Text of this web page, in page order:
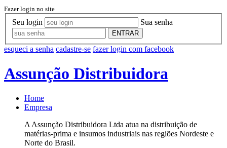
Fazer login no site
Seu login Sua senha
ENTRAR
esqueci a senha cadastre-se fazer login com facebook
Assunção Distribuidora
Home
Empresa
A Assunção Distribuidora Ltda atua na distribuição de
matérias-prima e insumos industriais nas regiões Nordeste e
Norte do Brasil.